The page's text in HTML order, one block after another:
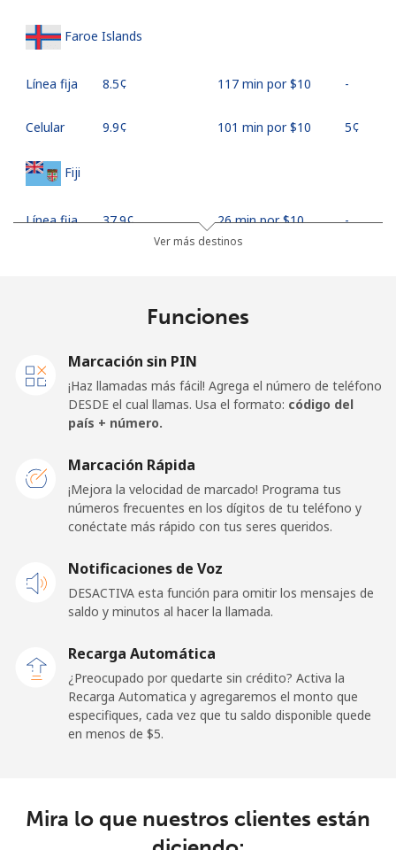
Faroe Islands
Línea fija ⁦8.5¢⁩ 117 min por ⁦$10⁩ -
Celular ⁦9.9¢⁩ 101 min por ⁦$10⁩ ⁦5¢⁩
Fiji
Línea fija ⁦37.9¢⁩ 26 min por ⁦$10⁩ -
Línea fija ⁦35.5¢⁩
⁦34.5¢⁩ 28 min por ⁦$10⁩ ⁦11¢⁩
Línea fija ⁦1.5¢⁩ 665 min por ⁦$10⁩
⁦2.4¢⁩ 416 min por ⁦$10⁩
Celular ⁦30.9¢⁩ 32 min por ⁦$10⁩
French Polynesia
Celular 29 min por ⁦$10⁩ ⁦11¢⁩
Ver más destinos
Funciones
Marcación sin PIN
¡Haz llamadas más fácil! Agrega el número de teléfono
DESDE el cual llamas. Usa el formato: código del
país + número.
Marcación Rápida
¡Mejora la velocidad de marcado! Programa tus
números frecuentes en los dígitos de tu teléfono y
conéctate más rápido con tus seres queridos.
Notificaciones de Voz
DESACTIVA esta función para omitir los mensajes de
saldo y minutos al hacer la llamada.
Recarga Automática
¿Preocupado por quedarte sin crédito? Activa la
Recarga Automatica y agregaremos el monto que
especifiques, cada vez que tu saldo disponible quede
en menos de ⁦$5⁩.
Mira lo que nuestros clientes están